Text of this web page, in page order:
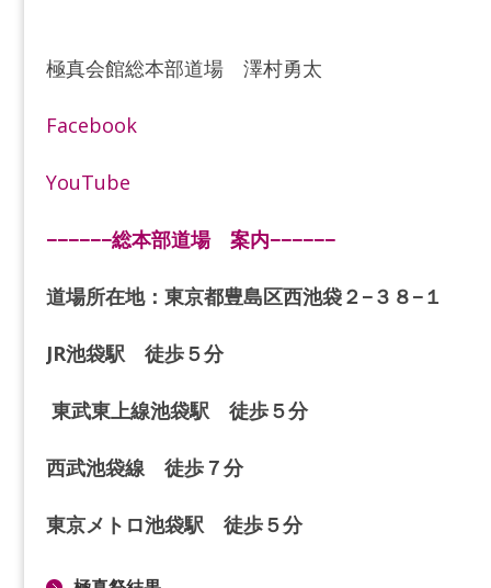
極真会館総本部道場 澤村勇太
Facebook
YouTube
−−−−−−総本部道場 案内−−−−−−
道場所在地：東京都豊島区西池袋２−３８−１
JR池袋駅 徒歩５分
東武東上線池袋駅 徒歩５分
西武池袋線 徒歩７分
東京メトロ池袋駅 徒歩５分